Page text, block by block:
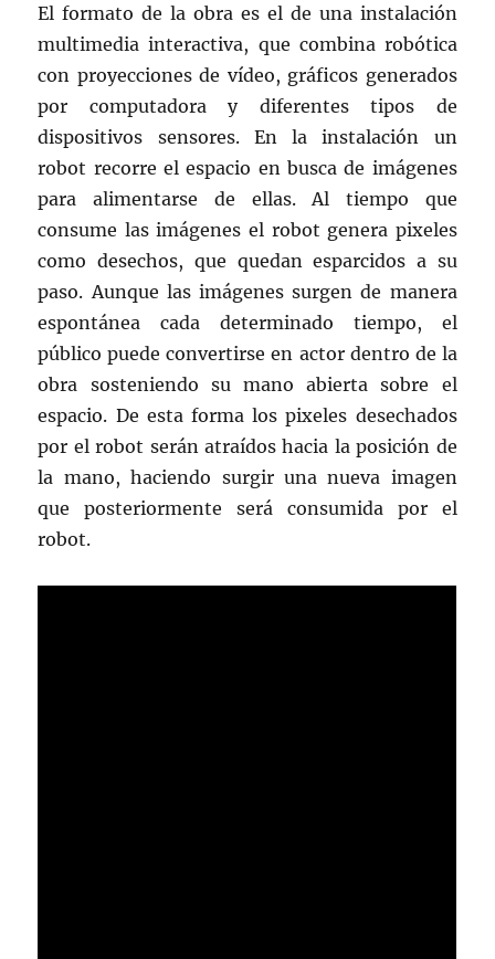
El formato de la obra es el de una instalación
multimedia interactiva, que combina robótica
con proyecciones de vídeo, gráficos generados
por computadora y diferentes tipos de
dispositivos sensores. En la instalación un
robot recorre el espacio en busca de imágenes
para alimentarse de ellas. Al tiempo que
consume las imágenes el robot genera pixeles
como desechos, que quedan esparcidos a su
paso. Aunque las imágenes surgen de manera
espontánea cada determinado tiempo, el
público puede convertirse en actor dentro de la
obra sosteniendo su mano abierta sobre el
espacio. De esta forma los pixeles desechados
por el robot serán atraídos hacia la posición de
la mano, haciendo surgir una nueva imagen
que posteriormente será consumida por el
robot.